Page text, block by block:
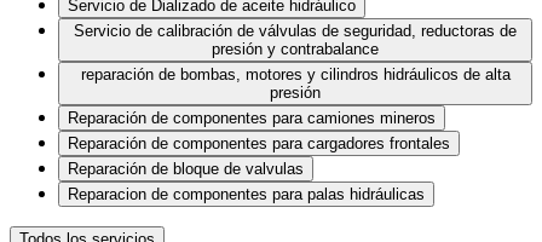
Servicio de Dializado de aceite hidráulico
Servicio de calibración de válvulas de seguridad, reductoras de
presión y contrabalance
reparación de bombas, motores y cilindros hidráulicos de alta
presión
Reparación de componentes para camiones mineros
Reparación de componentes para cargadores frontales
Reparación de bloque de valvulas
Reparacion de componentes para palas hidráulicas